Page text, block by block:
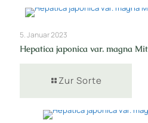
5. Januar 2023
Hepatica japonica var. magna
Zur Sorte